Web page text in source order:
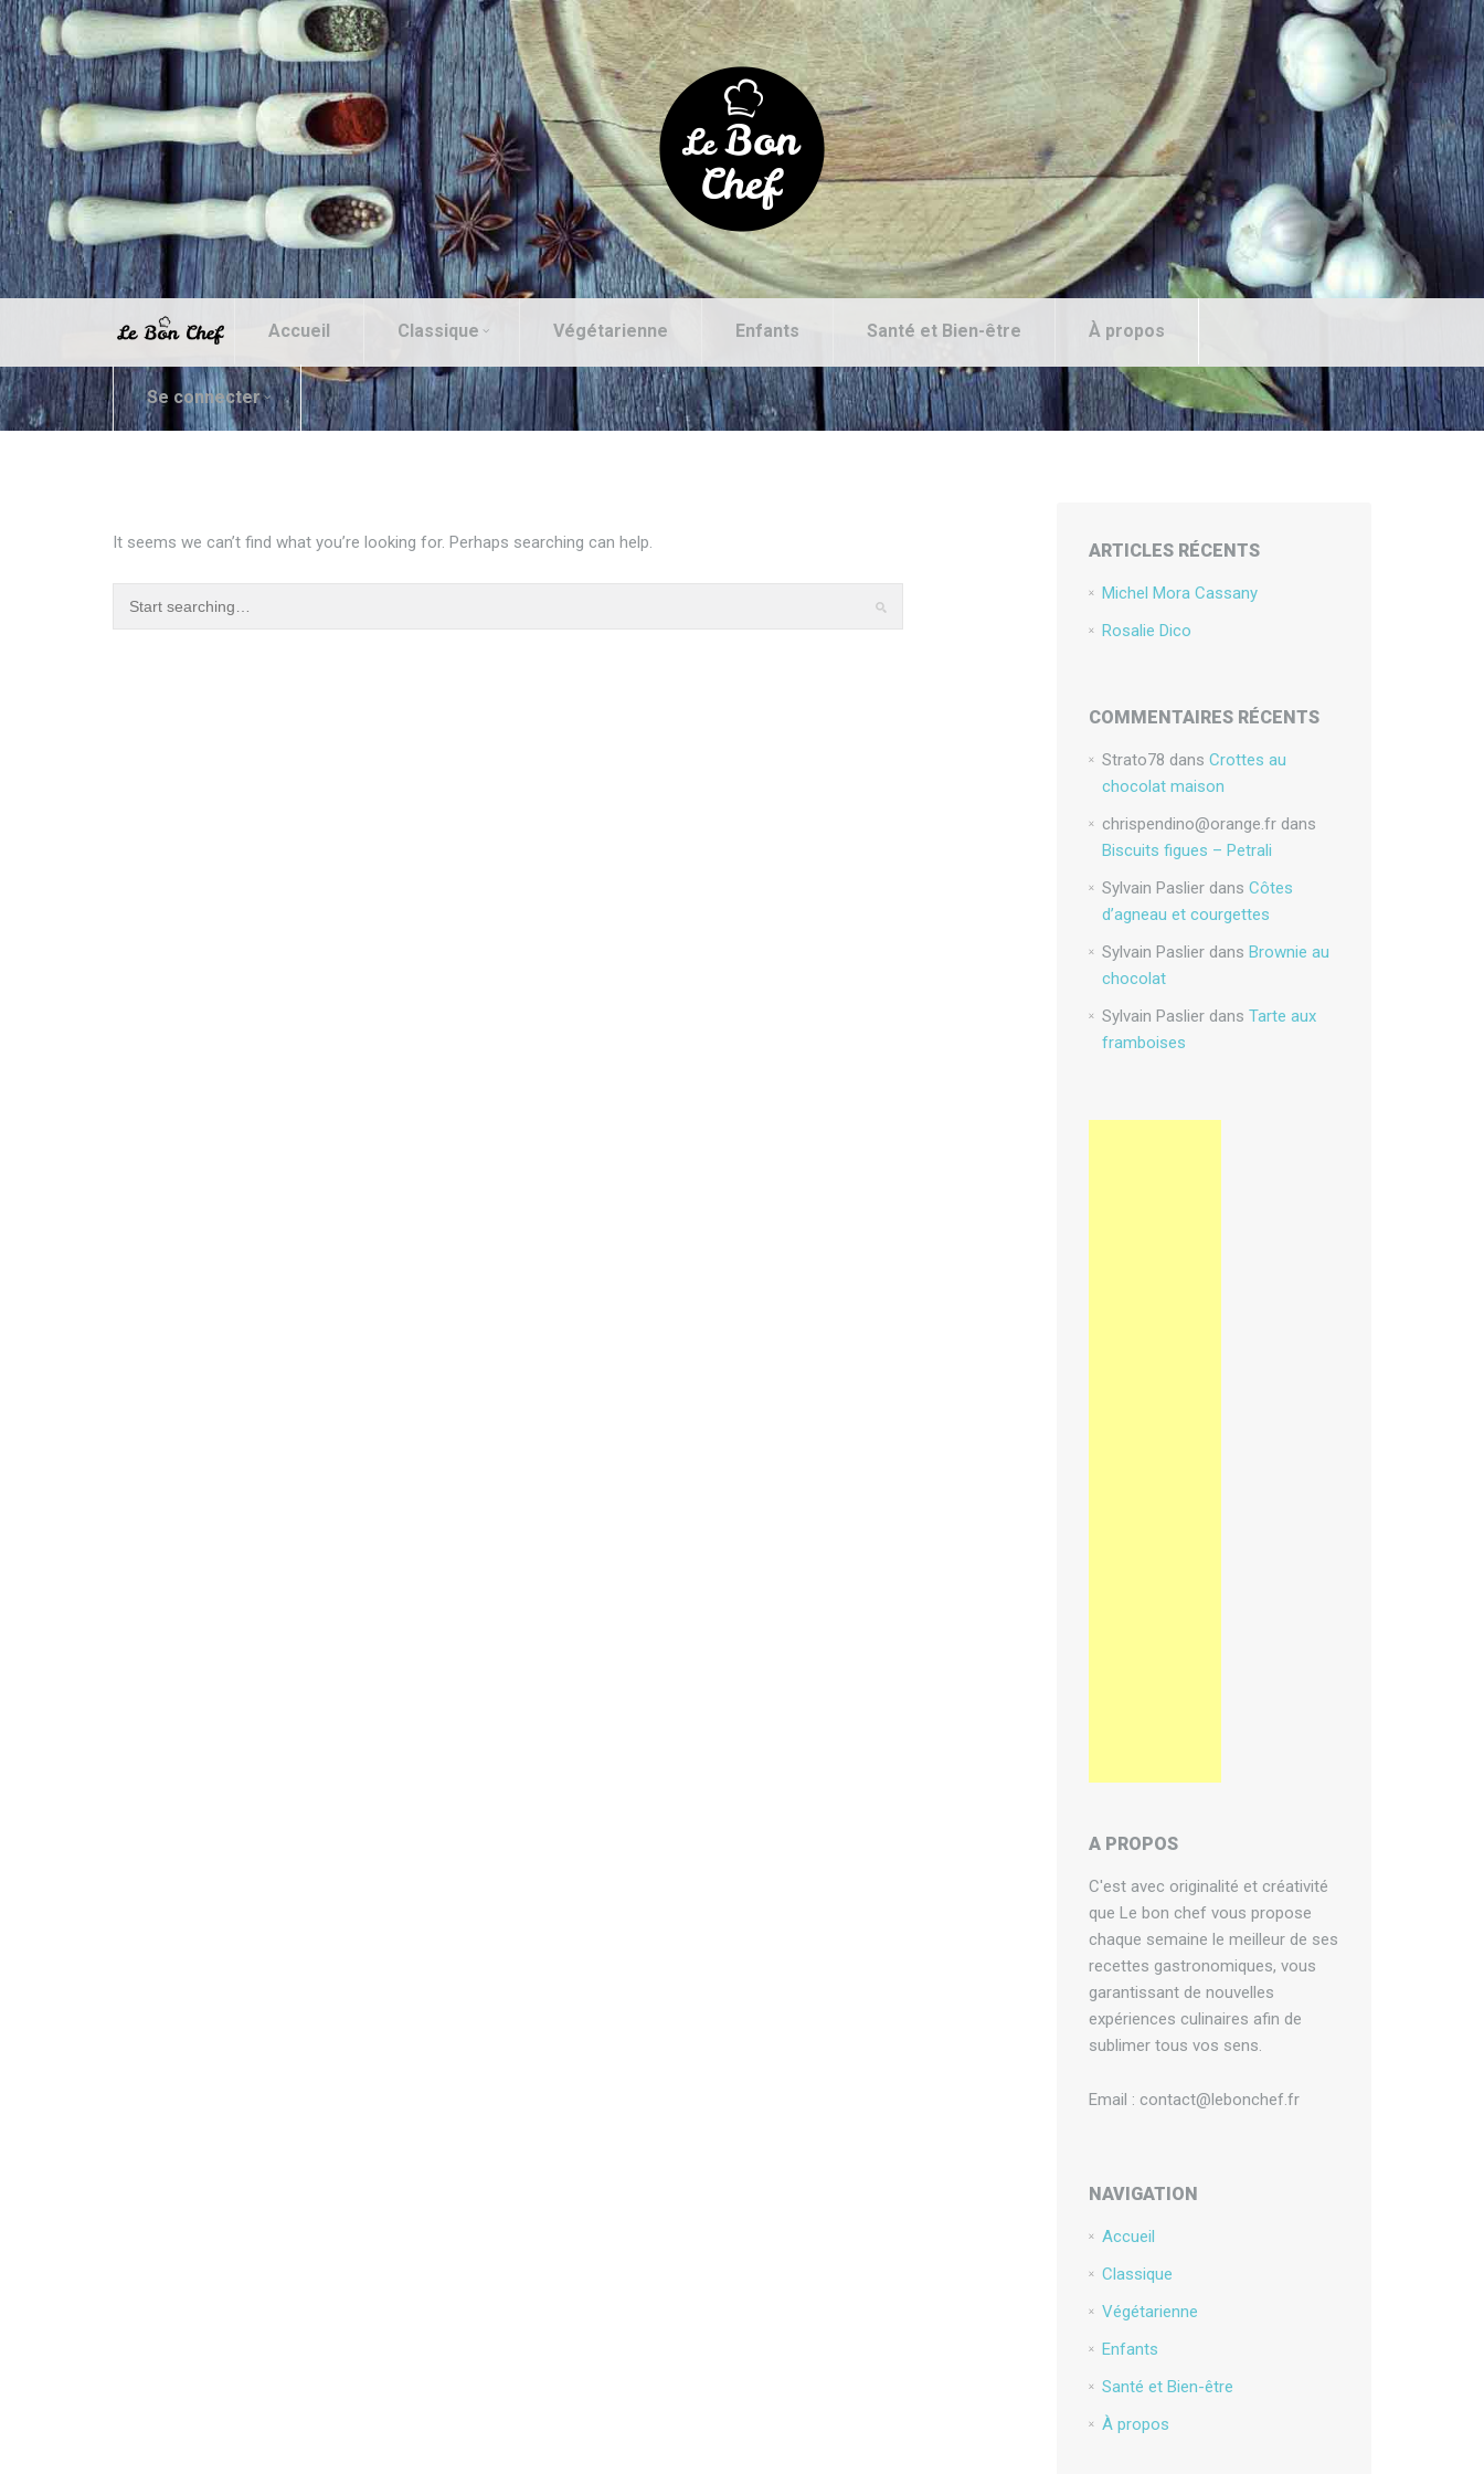
Accueil Classique Végétarienne Enfants Santé et Bien-être À propos
Se connecter
It seems we can’t find what you’re looking for. Perhaps searching can help. ARTICLES RÉCENTS
Michel Mora Cassany
Rosalie Dico
COMMENTAIRES RÉCENTS
Strato78 dans Crottes au
chocolat maison
chrispendino@orange.frdans
Biscuits figues – Petrali
Sylvain Paslierdans Côtes
d’agneau et courgettes
Sylvain Paslierdans Brownie au
chocolat
Sylvain Paslierdans Tarte aux
framboises
A PROPOS
C'est avec originalité et créativité
que Le bon chef vous propose
chaque semaine le meilleur de ses
recettes gastronomiques, vous
garantissant de nouvelles
expériences culinaires afin de
sublimer tous vos sens.
Email : contact@lebonchef.fr
NAVIGATION
Accueil
Classique
Végétarienne
Enfants
Santé et Bien-être
À propos